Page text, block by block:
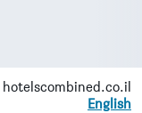
hotelscombined.co.il
English